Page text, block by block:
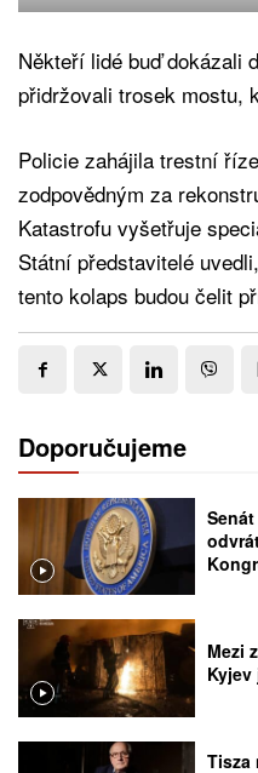
Někteří lidé buď dokázali
přidržovali trosek mostu,
Policie zahájila trestní
zodpovědným za
Katastrofu vyšetřuje
Státní představitelé
tento kolaps budou čelit
Doporučujeme
Mezi
Tisza